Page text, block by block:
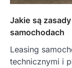
Jakie są
samochodach
Leasing
technicznymi i